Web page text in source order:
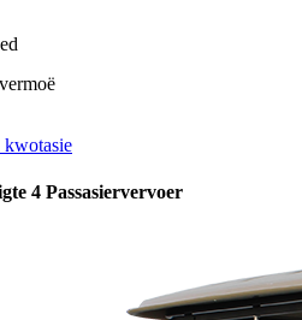
4 Passasiervervoer